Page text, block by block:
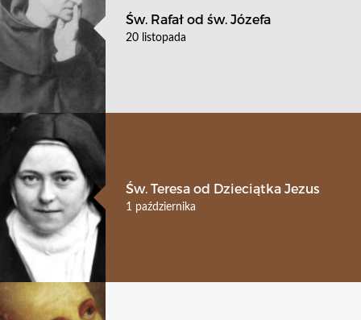
Św. Rafał od św. Józefa
20 listopada
Św. Teresa od Dzieciątka Jezus
1 października